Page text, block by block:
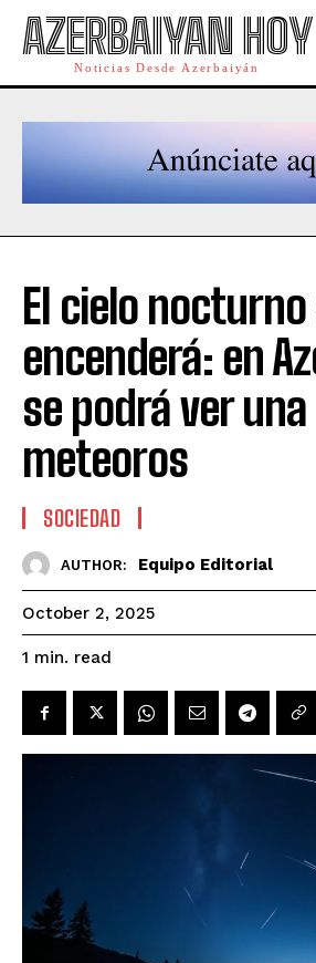
AZERBAIYAN HOY
Noticias Desde Azerbaiyán
El cielo
encenderá: en
se podrá ver
meteoros
SOCIEDAD
AUTHOR: Equipo Editorial
October 2, 2025
1 min. read